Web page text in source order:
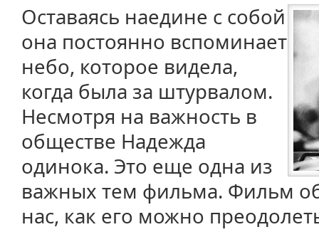
Оставаясь наедине с собой
она постоянно вспоминает
небо, которое видела,
когда была за штурвалом.
Несмотря на важность в
обществе Надежда
одинока. Это еще одна из
важных тем фильма. Фильм
нас, как его можно